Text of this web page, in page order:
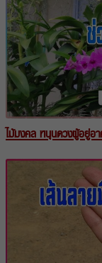
ไม้มงคล หนุนดวงผู้อยู่อ